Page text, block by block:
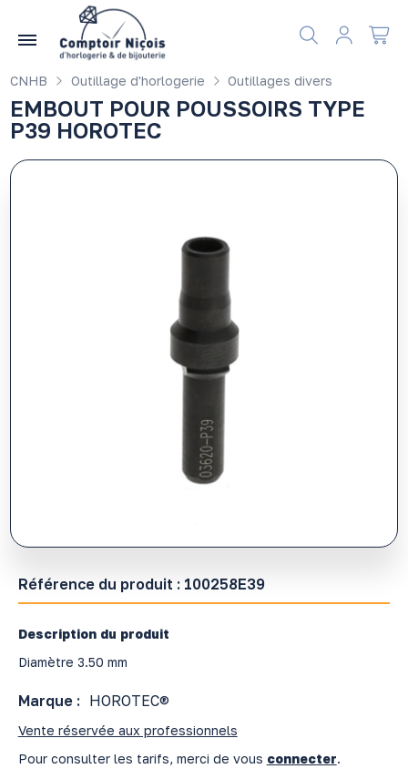
CNHB Outillage d'horlogerie Outillages divers
EMBOUT POUR POUSSOIRS TYPE
P39 HOROTEC
Référence du produit : 100258E39
Description du produit
Diamètre 3.50 mm
Marque : HOROTEC®
Vente réservée aux professionnels
Pour consulter les tarifs, merci de vous connecter.
Gérer les préférences en matière de cookies